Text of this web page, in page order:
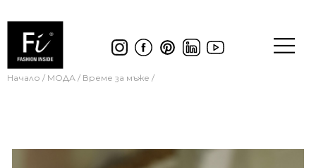
Начало / МОДА / Време за мъже /